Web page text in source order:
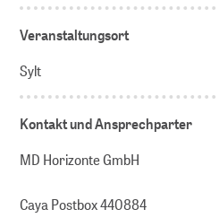
Veranstaltungsort
Sylt
Kontakt und Ansprechparter
MD Horizonte GmbH
Caya Postbox 440884